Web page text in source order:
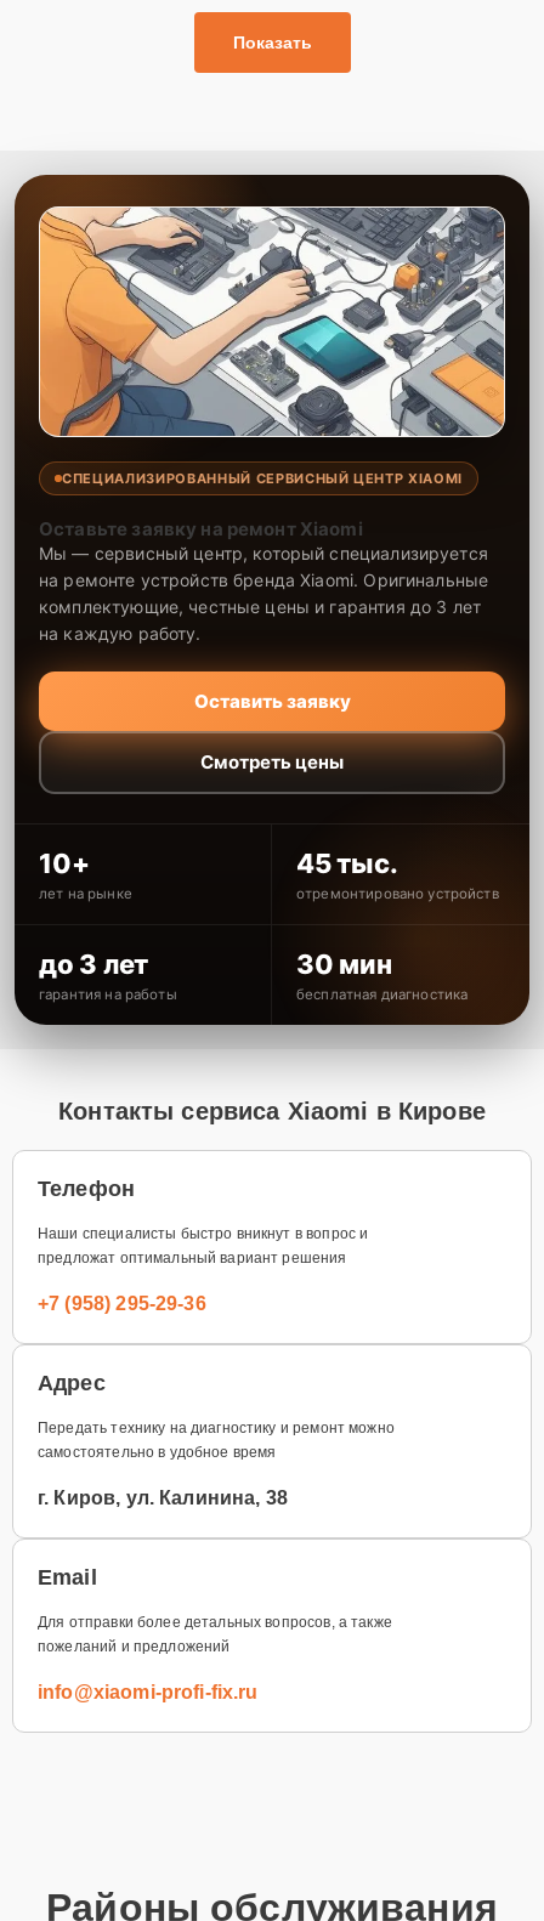
Показать
СПЕЦИАЛИЗИРОВАННЫЙ СЕРВИСНЫЙ ЦЕНТР XIAOMI
Оставьте заявку на ремонт Xiaomi
Мы — сервисный центр, который специализируется
на ремонте устройств бренда Xiaomi. Оригинальные
комплектующие, честные цены и гарантия до 3 лет
на каждую работу.
Оставить заявку
Смотреть цены
10+
лет на рынке
45 тыс.
отремонтировано устройств
до 3 лет
гарантия на работы
30 мин
бесплатная диагностика
Контакты сервиса Xiaomi в Кирове
Телефон
Наши специалисты быстро вникнут в вопрос и
предложат оптимальный вариант решения
+7 (958) 295-29-36
Адрес
Передать технику на диагностику и ремонт можно
самостоятельно в удобное время
г. Киров, ул. Калинина, 38
Email
Для отправки более детальных вопросов, а также
пожеланий и предложений
info@xiaomi-profi-fix.ru
Районы обслуживания